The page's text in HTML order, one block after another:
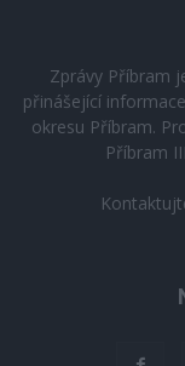
Zprávy Příbram
přinášející
okresu Příbram.
Příbram